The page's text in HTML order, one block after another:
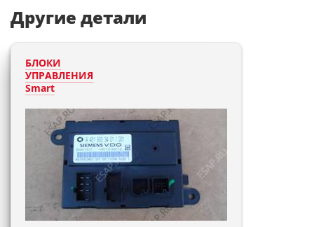
Другие детали
БЛОКИ
УПРАВЛЕНИЯ
Smart